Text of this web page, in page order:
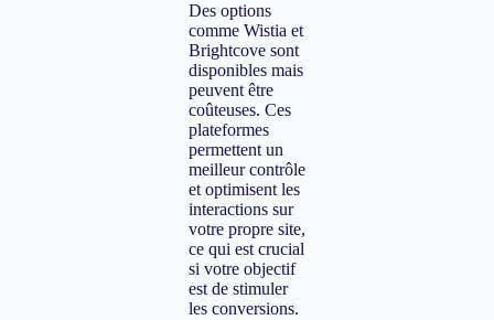
Des options
comme Wistia et
Brightcove sont
disponibles mais
peuvent être
coûteuses. Ces
plateformes
permettent un
meilleur contrôle
et optimisent les
interactions sur
votre propre site,
ce qui est crucial
si votre objectif
est de stimuler
les conversions.